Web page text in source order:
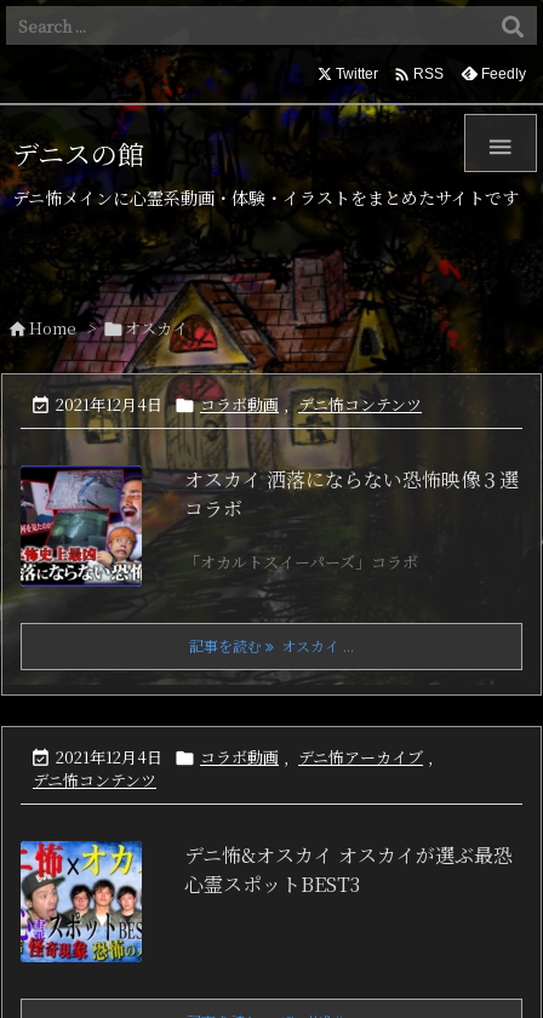

Twitter  RSS Feedly
デニスの館
デニ怖メインに心霊系動画・体験・イラストをまとめたサイトです
Home > オスカイ
 2021年12月4日  コラボ動画 , デニ怖コンテンツ
オスカイ 洒落にならない恐怖映像３選
コラボ
「オカルトスイーパーズ」コラボ
記事を読む オスカイ ...
 2021年12月4日  コラボ動画 , デニ怖アーカイブ ,
デニ怖コンテンツ
デニ怖&オスカイ オスカイが選ぶ最恐
心霊スポットBEST3